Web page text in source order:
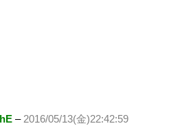
–2016/05/13(金)22:42:59